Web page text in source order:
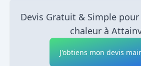
Devis Gratuit & Simple
chaleur à
J'obtiens mon devis